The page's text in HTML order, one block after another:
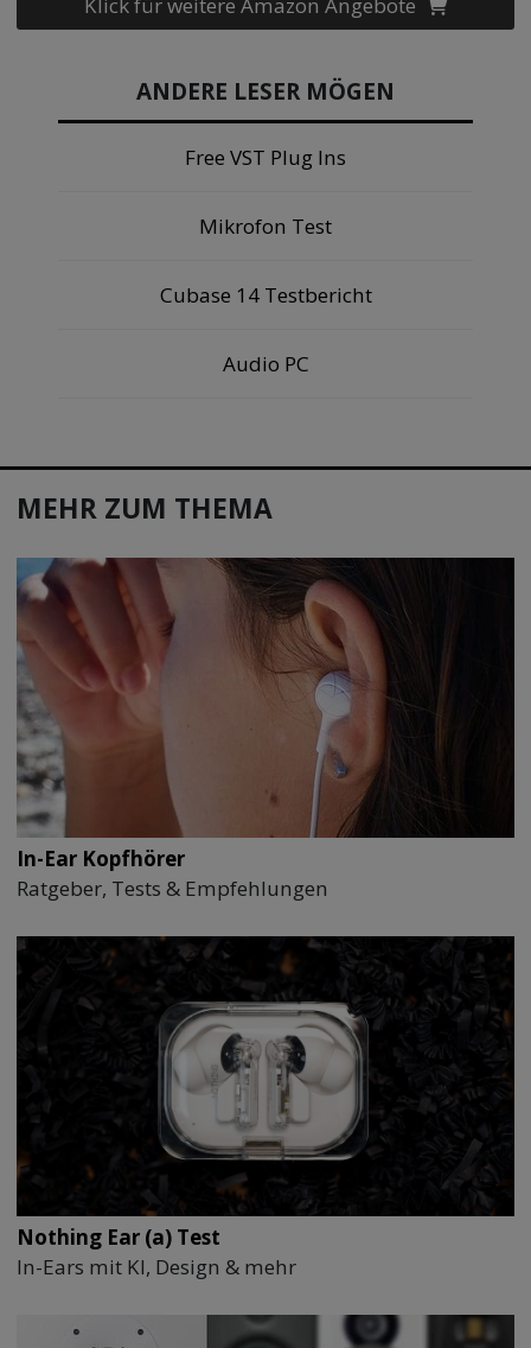
ANDERE LESER MÖGEN
Free VST Plug Ins
Mikrofon Test
Cubase 14 Testbericht
Audio PC
MEHR ZUM THEMA
In-Ear Kopfhörer
Ratgeber, Tests & Empfehlungen
Nothing Ear (a) Test
In-Ears mit KI, Design & mehr